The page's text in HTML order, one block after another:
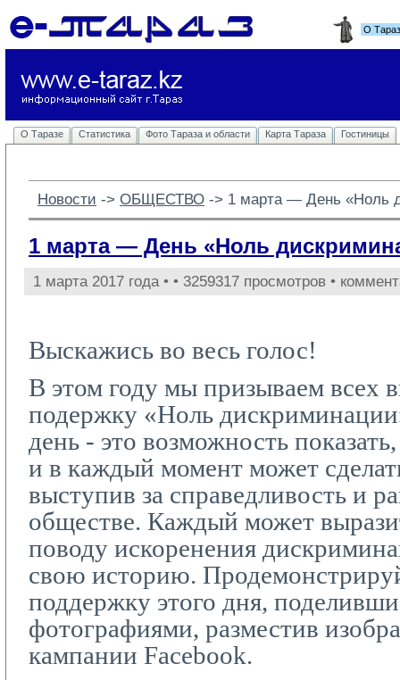
О
О Таразе Статистика Фото Тараза и области Карта Тараза Гостиницы
Новости -> ОБЩЕСТВО -> 1 марта — День «Ноль
1 марта — День «Ноль
1 марта 2017 года • • 3259317 просмотров •
Выскажись во весь голос!
В этом году мы призываем всех
подержку «Ноль
день - это возможность
и в каждый момент может
выступив за справедливость и
обществе. Каждый может
поводу искоренения
свою историю.
поддержку этого дня,
фотографиями, разместив
кампании Facebook.